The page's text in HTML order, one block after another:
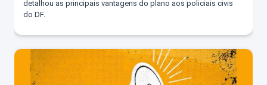
detalhou as principais vantagens do plano aos policiais civis
do DF.